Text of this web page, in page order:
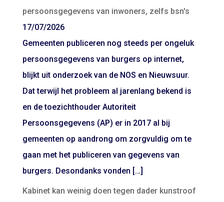
persoonsgegevens van inwoners, zelfs bsn's
17/07/2026
Gemeenten publiceren nog steeds per ongeluk
persoonsgegevens van burgers op internet,
blijkt uit onderzoek van de NOS en Nieuwsuur.
Dat terwijl het probleem al jarenlang bekend is
en de toezichthouder Autoriteit
Persoonsgegevens (AP) er in 2017 al bij
gemeenten op aandrong om zorgvuldig om te
gaan met het publiceren van gegevens van
burgers. Desondanks vonden […]
Kabinet kan weinig doen tegen dader kunstroof